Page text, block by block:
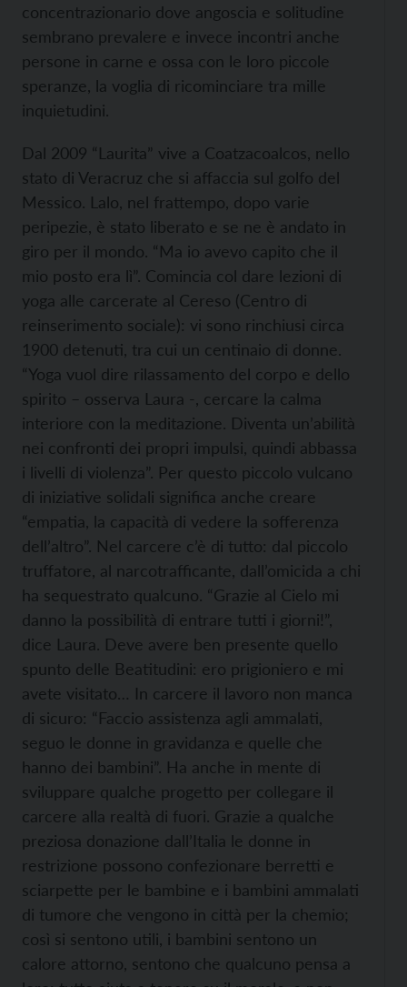
concentrazionario dove angoscia e solitudine
sembrano prevalere e invece incontri anche
persone in carne e ossa con le loro piccole
speranze, la voglia di ricominciare tra mille
inquietudini.
Dal 2009 “Laurita” vive a Coatzacoalcos, nello
stato di Veracruz che si affaccia sul golfo del
Messico. Lalo, nel frattempo, dopo varie
peripezie, è stato liberato e se ne è andato in
giro per il mondo. “Ma io avevo capito che il
mio posto era lì”. Comincia col dare lezioni di
yoga alle carcerate al Cereso (Centro di
reinserimento sociale): vi sono rinchiusi circa
1900 detenuti, tra cui un centinaio di donne.
“Yoga vuol dire rilassamento del corpo e dello
spirito – osserva Laura -, cercare la calma
interiore con la meditazione. Diventa un’abilità
nei confronti dei propri impulsi, quindi abbassa
i livelli di violenza”. Per questo piccolo vulcano
di iniziative solidali significa anche creare
“empatia, la capacità di vedere la sofferenza
dell’altro”. Nel carcere c’è di tutto: dal piccolo
truffatore, al narcotrafficante, dall’omicida a chi
ha sequestrato qualcuno. “Grazie al Cielo mi
danno la possibilità di entrare tutti i giorni!”,
dice Laura. Deve avere ben presente quello
spunto delle Beatitudini: ero prigioniero e mi
avete visitato… In carcere il lavoro non manca
di sicuro: “Faccio assistenza agli ammalati,
seguo le donne in gravidanza e quelle che
hanno dei bambini”. Ha anche in mente di
sviluppare qualche progetto per collegare il
carcere alla realtà di fuori. Grazie a qualche
preziosa donazione dall’Italia le donne in
restrizione possono confezionare berretti e
sciarpette per le bambine e i bambini ammalati
di tumore che vengono in città per la chemio;
così si sentono utili, i bambini sentono un
calore attorno, sentono che qualcuno pensa a